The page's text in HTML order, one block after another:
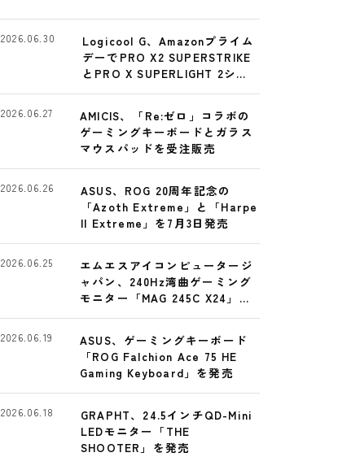
Logicool G、Amazonプライム
デーでPRO X2 SUPERSTRIKE
とPRO X SUPERLIGHT 2シリ
ーズを特別価格に
2026.06.30
AMICIS、「Re:ゼロ」コラボの
ゲーミングキーボードとガラス
マウスパッドを受注販売
2026.06.27
ASUS、ROG 20周年記念の
「Azoth Extreme」と「Harpe
II Extreme」を7月3日発売
2026.06.26
エムエスアイコンピュータージ
ャパン、240Hz湾曲ゲーミング
モニター「MAG 245C X24」発
売
2026.06.25
ASUS、ゲーミングキーボード
「ROG Falchion Ace 75 HE
Gaming Keyboard」を発売
2026.06.19
GRAPHT、24.5インチQD-Mini
LEDモニター「THE
SHOOTER」を発売
2026.06.18